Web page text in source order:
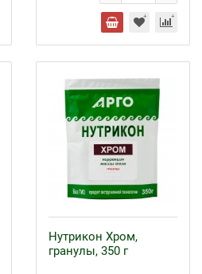
Нутрикон Хром,
гранулы, 350 г